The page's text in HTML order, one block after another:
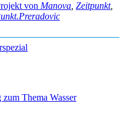
von Manova Zeitpunkt,
Thema Wasser